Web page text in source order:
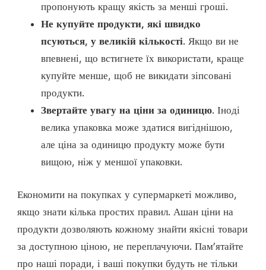
пропонують кращу якість за менші гроші.
Не купуйте продукти, які швидко
псуються, у великій кількості. Якщо ви не
впевнені, що встигнете їх використати, краще
купуйте менше, щоб не викидати зіпсовані
продукти.
Звертайте увагу на ціни за одиницю. Іноді
велика упаковка може здатися вигіднішою,
але ціна за одиницю продукту може бути
вищою, ніж у меншої упаковки.
Економити на покупках у супермаркеті можливо,
якщо знати кілька простих правил. Ашан ціни на
продукти дозволяють кожному знайти якісні товари
за доступною ціною, не переплачуючи. Пам’ятайте
про наші поради, і ваші покупки будуть не тільки